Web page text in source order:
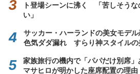
ト登場シーンに沸く 「苦しそう
い」
サッカー・ハーランドの美女モデ
色気ダダ漏れ すらり神スタイルの
家族旅行の機内で「パパだけ別席
マサヒロが明かした座席配置の理由